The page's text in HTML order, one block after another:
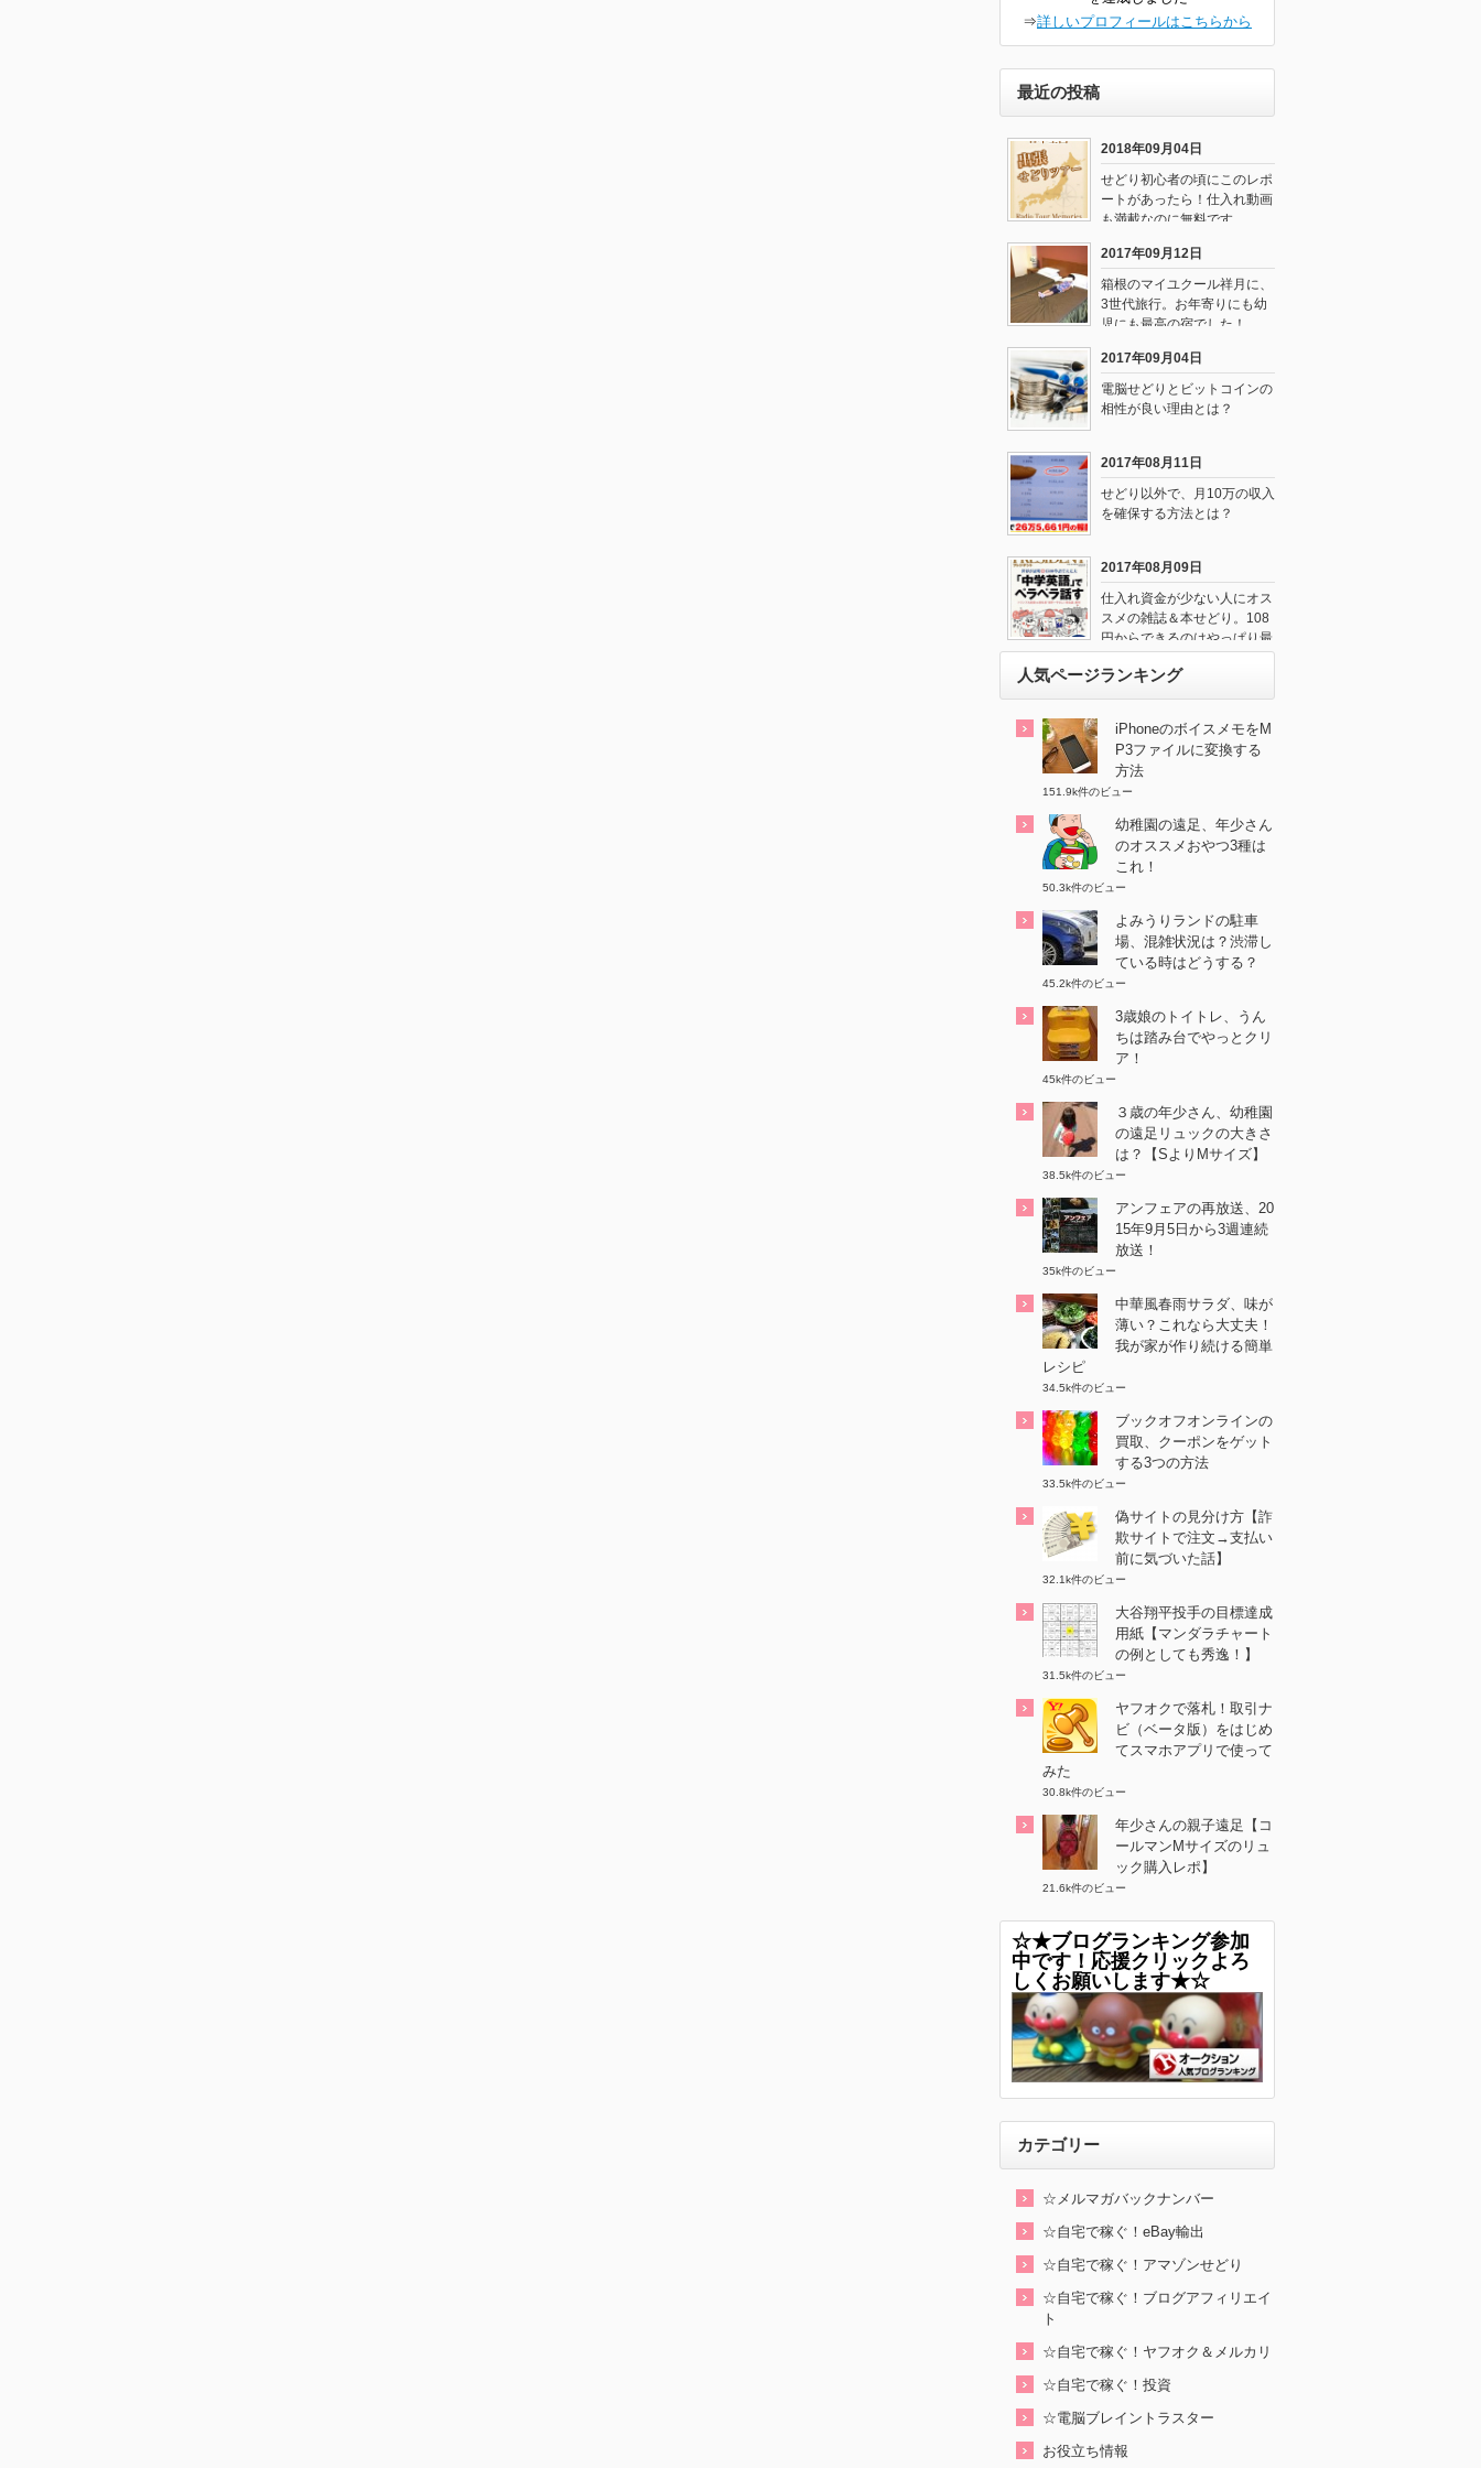
⇒詳しいプロフィールはこちらから
最近の投稿
2018年09月04日
せどり初心者の頃にこのレポ
ートがあったら！仕入れ動画
も満載なのに無料です
2017年09月12日
箱根のマイユクール祥月に、
3世代旅行。お年寄りにも幼
児にも最高の宿でした！
2017年09月04日
電脳せどりとビットコインの
相性が良い理由とは？
2017年08月11日
せどり以外で、月10万の収入
を確保する方法とは？
2017年08月09日
仕入れ資金が少ない人にオス
スメの雑誌＆本せどり。108
円からできるのはやっぱり最
人気ページランキング
iPhoneのボイスメモをM
P3ファイルに変換する
方法
151.9k件のビュー
幼稚園の遠足、年少さん
のオススメおやつ3種は
これ！
50.3k件のビュー
よみうりランドの駐車
場、混雑状況は？渋滞し
ている時はどうする？
45.2k件のビュー
3歳娘のトイトレ、うん
ちは踏み台でやっとクリ
ア！
45k件のビュー
３歳の年少さん、幼稚園
の遠足リュックの大きさ
は？【SよりMサイズ】
38.5k件のビュー
アンフェアの再放送、20
15年9月5日から3週連続
放送！
35k件のビュー
中華風春雨サラダ、味が
薄い？これなら大丈夫！
我が家が作り続ける簡単
レシピ
34.5k件のビュー
ブックオフオンラインの
買取、クーポンをゲット
する3つの方法
33.5k件のビュー
偽サイトの見分け方【詐
欺サイトで注文→支払い
前に気づいた話】
32.1k件のビュー
大谷翔平投手の目標達成
用紙【マンダラチャート
の例としても秀逸！】
31.5k件のビュー
ヤフオクで落札！取引ナ
ビ（ベータ版）をはじめ
てスマホアプリで使って
みた
30.8k件のビュー
年少さんの親子遠足【コ
ールマンMサイズのリュ
ック購入レポ】
21.6k件のビュー
☆★ブログランキング参加
中です！応援クリックよろ
しくお願いします★☆
カテゴリー
☆メルマガバックナンバー
☆自宅で稼ぐ！eBay輸出
☆自宅で稼ぐ！アマゾンせどり
☆自宅で稼ぐ！ブログアフィリエイ
ト
☆自宅で稼ぐ！ヤフオク＆メルカリ
☆自宅で稼ぐ！投資
☆電脳ブレイントラスター
お役立ち情報